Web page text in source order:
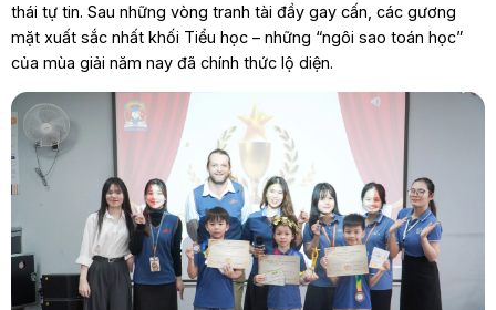
thái tự tin. Sau những vòng tranh tài đầy gay cấn, các gương
mặt xuất sắc nhất khối Tiểu học – những “ngôi sao toán học”
của mùa giải năm nay đã chính thức lộ diện.